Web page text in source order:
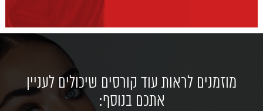
מוזמנים לראות עוד קורסים שיכולים לעניין
אתכם בנוסף: